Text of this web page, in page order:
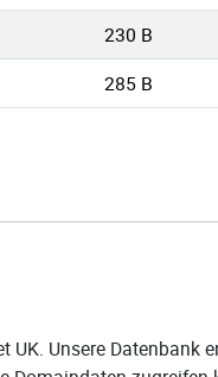
230 B
285 B
UK. Unsere Datenbank